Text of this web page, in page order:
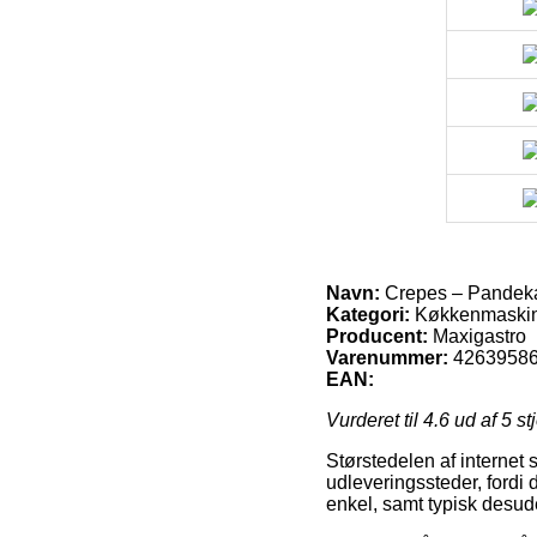
Navn: Crepes –
Kategori:
Producent: Maxigastro
Varenummer:
EAN:
Vurderet til 4.6 ud af 5
Størstedelen af internet
udleveringssteder, fordi
enkel, samt typisk